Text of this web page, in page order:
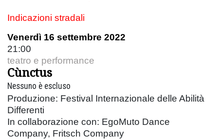
Indicazioni stradali
Venerdì 16 settembre 2022
21:00
teatro e performance
Cùnctus
Nessuno è escluso
Produzione: Festival Internazionale delle Abilità
Differenti
In collaborazione con: EgoMuto Dance
Company, Fritsch Company